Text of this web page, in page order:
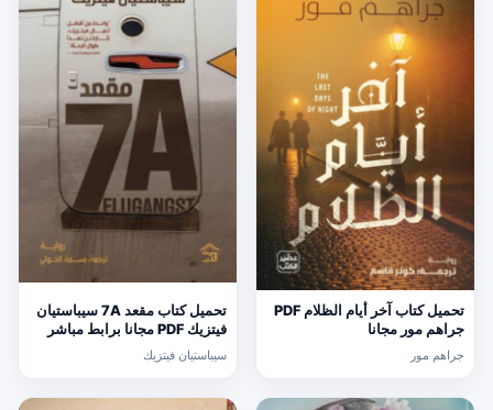
تحميل كتاب آخر أيام الظلام PDF
جراهم مور مجانا
جراهم مور
تحميل كتاب مقعد 7A سيباستيان
فيتزيك PDF مجانا برابط مباشر
سيباستيان فيتزيك